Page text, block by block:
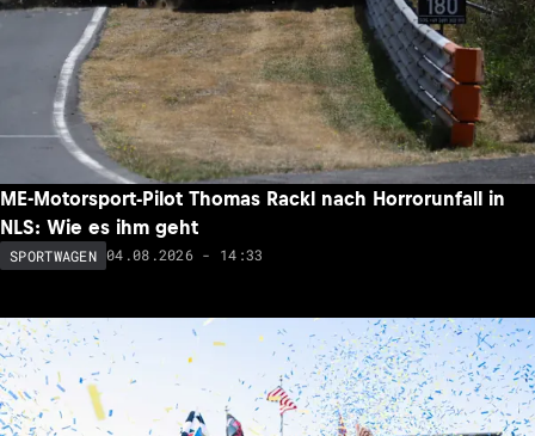
ME-Motorsport-Pilot Thomas Rackl nach Horrorunfall in
NLS: Wie es ihm geht
SPORTWAGEN 04.08.2026 - 14:33